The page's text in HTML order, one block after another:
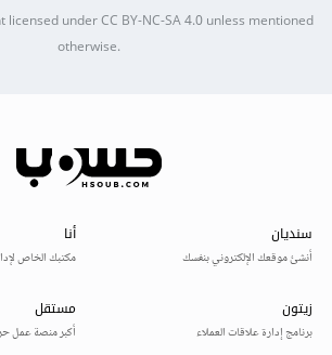
licensed underCC BY-NC-SA 4.0unless mentioned
otherwise.